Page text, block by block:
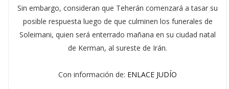
Sin embargo, consideran que Teherán comenzará a tasar su
posible respuesta luego de que culminen los funerales de
Soleimani, quien será enterrado mañana en su ciudad natal
de Kerman, al sureste de Irán.
Con información de: ENLACE JUDÍO